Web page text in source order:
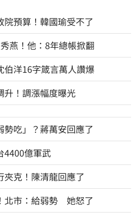
院預算！韓國瑜受不了
燕！他：8年總帳掀翻
洋16字箴言萬人讚爆
升！調漲幅度曝光
勢吃」？蔣萬安回應了
4400億軍武
克！陳清龍回應了
北市：給弱勢 她怒了